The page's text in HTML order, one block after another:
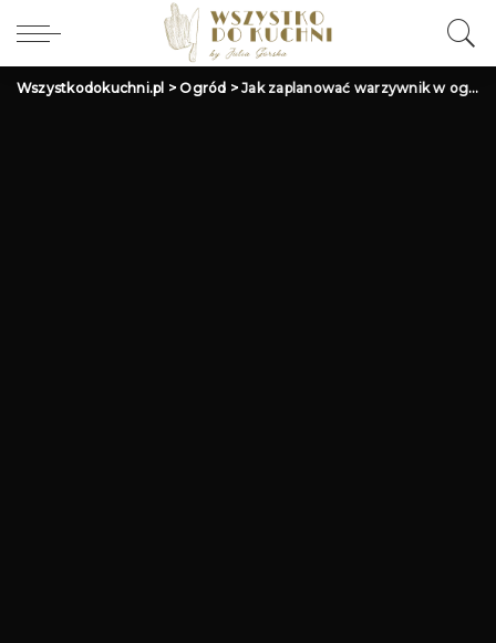
Wszystkodokuchni.pl >Ogród >Jak zaplanować warzywnik w ogrodzie – poradnik dla początkujących